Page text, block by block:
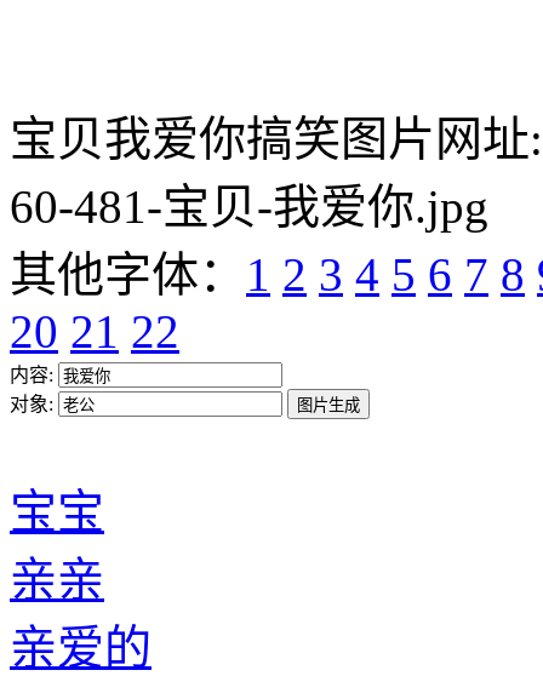
宝贝我爱你搞笑图片网址
60-481-宝贝-我爱你.jpg
其他字体： 1 2 3 4 5 6 7 8
20 21 22
内容:
对象:
宝宝
亲亲
亲爱的